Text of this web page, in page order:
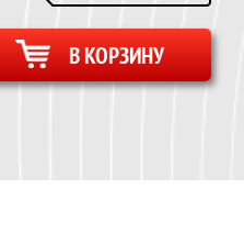
В КОРЗИНУ